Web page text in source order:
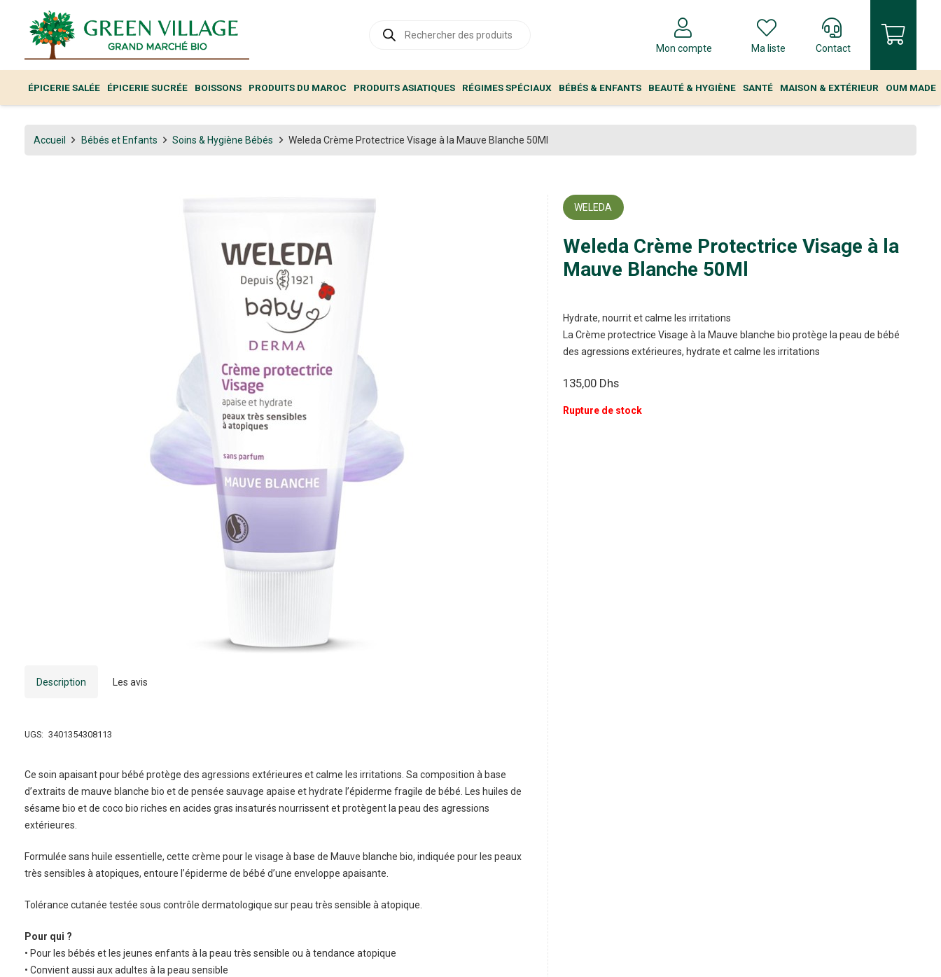
produits
Mon compte Ma liste Contact
ÉPICERIE SALÉE ÉPICERIE SUCRÉE BOISSONS PRODUITS DU MAROC PRODUITS ASIATIQUES RÉGIMES SPÉCIAUX BÉBÉS & ENFANTS BEAUTÉ & HYGIÈNE SANTÉ MAISON & EXTÉRIEUR OUM MADE
Accueil Bébés et Enfants Soins & Hygiène Bébés Weleda Crème Protectrice Visage à la Mauve Blanche 50Ml
Description Les avis
UGS: 3401354308113
Ce soin apaisant pour bébé protège des agressions extérieures et calme les irritations. Sa composition à base
d’extraits de mauve blanche bio et de pensée sauvage apaise et hydrate l’épiderme fragile de bébé. Les huiles de
sésame bio et de coco bio riches en acides gras insaturés nourrissent et protègent la peau des agressions
extérieures.
Formulée sans huile essentielle, cette crème pour le visage à base de Mauve blanche bio, indiquée pour les peaux
très sensibles à atopiques, entoure l’épiderme de bébé d’une enveloppe apaisante.
Tolérance cutanée testée sous contrôle dermatologique sur peau très sensible à atopique.
Pour qui ?
• Pour les bébés et les jeunes enfants à la peau très sensible ou à tendance atopique
• Convient aussi aux adultes à la peau sensible
WELEDA
Weleda Crème Protectrice Visage à la
Mauve Blanche 50Ml
Hydrate, nourrit et calme les irritations
La Crème protectrice Visage à la Mauve blanche bio protège la peau de bébé
des agressions extérieures, hydrate et calme les irritations
135,00 Dhs
Rupture de stock